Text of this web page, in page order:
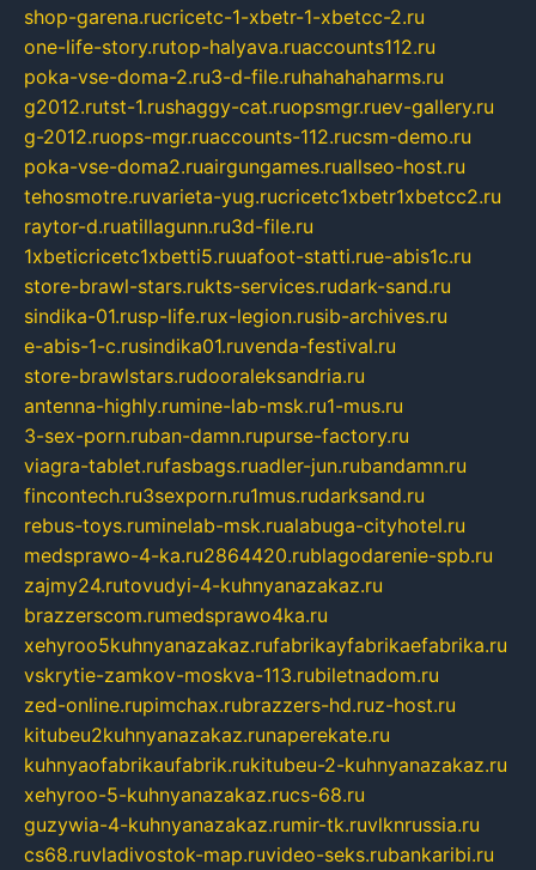
shop-garena.rucricetc-1-xbetr-1-xbetcc-2.ru
one-life-story.rutop-halyava.ruaccounts112.ru
poka-vse-doma-2.ru3-d-file.ruhahahaharms.ru
g2012.rutst-1.rushaggy-cat.ruopsmgr.ruev-gallery.ru
g-2012.ruops-mgr.ruaccounts-112.rucsm-demo.ru
poka-vse-doma2.ruairgungames.ruallseo-host.ru
tehosmotre.ruvarieta-yug.rucricetc1xbetr1xbetcc2.ru
raytor-d.ruatillagunn.ru3d-file.ru
1xbeticricetc1xbetti5.ruuafoot-statti.rue-abis1c.ru
store-brawl-stars.rukts-services.rudark-sand.ru
sindika-01.rusp-life.rux-legion.rusib-archives.ru
e-abis-1-c.rusindika01.ruvenda-festival.ru
store-brawlstars.rudooraleksandria.ru
antenna-highly.rumine-lab-msk.ru1-mus.ru
3-sex-porn.ruban-damn.rupurse-factory.ru
viagra-tablet.rufasbags.ruadler-jun.rubandamn.ru
fincontech.ru3sexporn.ru1mus.rudarksand.ru
rebus-toys.ruminelab-msk.rualabuga-cityhotel.ru
medsprawo-4-ka.ru2864420.rublagodarenie-spb.ru
zajmy24.rutovudyi-4-kuhnyanazakaz.ru
brazzerscom.rumedsprawo4ka.ru
xehyroo5kuhnyanazakaz.rufabrikayfabrikaefabrika.ru
vskrytie-zamkov-moskva-113.rubiletnadom.ru
zed-online.rupimchax.rubrazzers-hd.ruz-host.ru
kitubeu2kuhnyanazakaz.runaperekate.ru
kuhnyaofabrikaufabrik.rukitubeu-2-kuhnyanazakaz.ru
xehyroo-5-kuhnyanazakaz.rucs-68.ru
guzywia-4-kuhnyanazakaz.rumir-tk.ruvlknrussia.ru
cs68.ruvladivostok-map.ruvideo-seks.rubankaribi.ru